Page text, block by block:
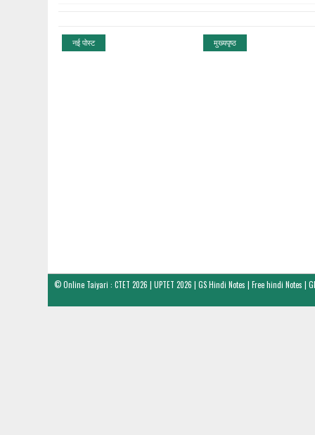
नई पोस्ट मुख्यपृष्ठ
©Online Taiyari : CTET 2026 | UPTET 2026 | GS Hindi Notes | Free hindi Notes |